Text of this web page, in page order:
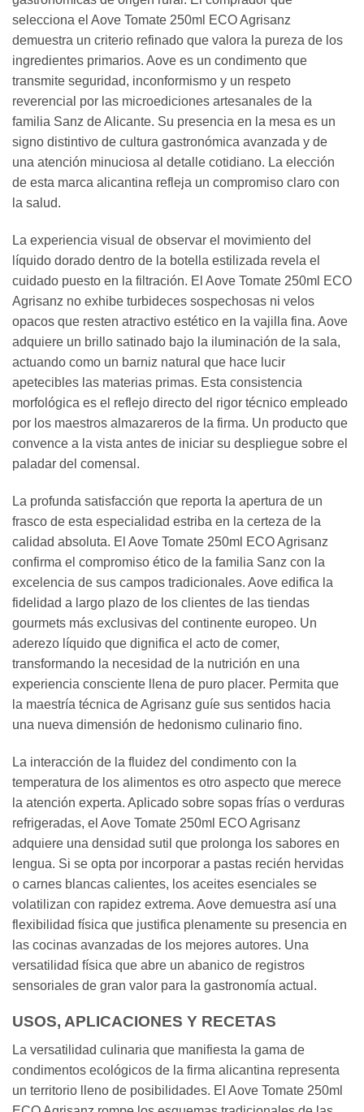
selecciona el Aove Tomate 250ml ECO Agrisanz
demuestra un criterio refinado que valora la pureza de los
ingredientes primarios. Aove es un condimento que
transmite seguridad, inconformismo y un respeto
reverencial por las microediciones artesanales de la
familia Sanz de Alicante. Su presencia en la mesa es un
signo distintivo de cultura gastronómica avanzada y de
una atención minuciosa al detalle cotidiano. La elección
de esta marca alicantina refleja un compromiso claro con
la salud.
La experiencia visual de observar el movimiento del
líquido dorado dentro de la botella estilizada revela el
cuidado puesto en la filtración. El Aove Tomate 250ml ECO
Agrisanz no exhibe turbideces sospechosas ni velos
opacos que resten atractivo estético en la vajilla fina. Aove
adquiere un brillo satinado bajo la iluminación de la sala,
actuando como un barniz natural que hace lucir
apetecibles las materias primas. Esta consistencia
morfológica es el reflejo directo del rigor técnico empleado
por los maestros almazareros de la firma. Un producto que
convence a la vista antes de iniciar su despliegue sobre el
paladar del comensal.
La profunda satisfacción que reporta la apertura de un
frasco de esta especialidad estriba en la certeza de la
calidad absoluta. El Aove Tomate 250ml ECO Agrisanz
confirma el compromiso ético de la familia Sanz con la
excelencia de sus campos tradicionales. Aove edifica la
fidelidad a largo plazo de los clientes de las tiendas
gourmets más exclusivas del continente europeo. Un
aderezo líquido que dignifica el acto de comer,
transformando la necesidad de la nutrición en una
experiencia consciente llena de puro placer. Permita que
la maestría técnica de Agrisanz guíe sus sentidos hacia
una nueva dimensión de hedonismo culinario fino.
La interacción de la fluidez del condimento con la
temperatura de los alimentos es otro aspecto que merece
la atención experta. Aplicado sobre sopas frías o verduras
refrigeradas, el Aove Tomate 250ml ECO Agrisanz
adquiere una densidad sutil que prolonga los sabores en
lengua. Si se opta por incorporar a pastas recién hervidas
o carnes blancas calientes, los aceites esenciales se
volatilizan con rapidez extrema. Aove demuestra así una
flexibilidad física que justifica plenamente su presencia en
las cocinas avanzadas de los mejores autores. Una
versatilidad física que abre un abanico de registros
sensoriales de gran valor para la gastronomía actual.
USOS, APLICACIONES Y RECETAS
La versatilidad culinaria que manifiesta la gama de
condimentos ecológicos de la firma alicantina representa
un territorio lleno de posibilidades. El Aove Tomate 250ml